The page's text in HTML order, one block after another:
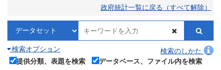
政府統計一覧に戻る（すべて解除）
検索オプション
検索のしかた
提供分類、表題を検索
データベース、ファイル内を検索